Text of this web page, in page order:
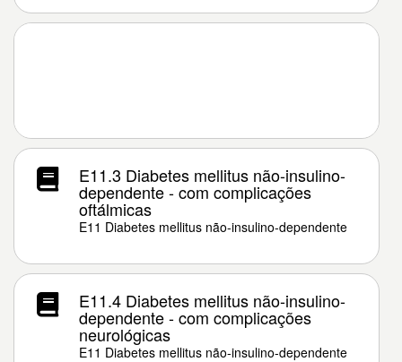
E11.3 Diabetes mellitus não-insulino-
dependente - com complicações
oftálmicas
E11 Diabetes mellitus não-insulino-dependente
E11.4 Diabetes mellitus não-insulino-
dependente - com complicações
neurológicas
E11 Diabetes mellitus não-insulino-dependente